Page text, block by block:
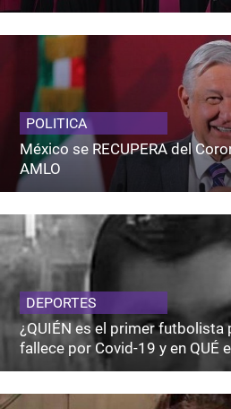
POLITICA
México se RECUPERA del
AMLO
DEPORTES
¿QUIÉN es el primer futbolista
fallece por Covid-19 y en QUÉ